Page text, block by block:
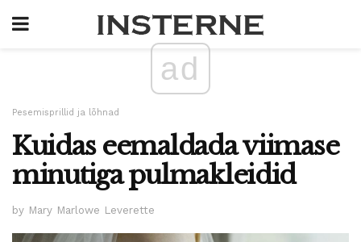
ad
Pesemisprillid ja lõhnad
Kuidas eemaldada viimase
minutiga pulmakleidid
by Mary Marlowe Leverette